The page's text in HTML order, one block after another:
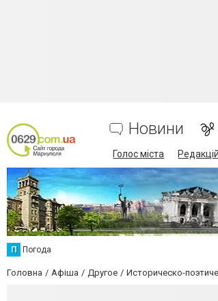
Новини
Голос міста
П Погода
Головна Афіша Другое Историческо-